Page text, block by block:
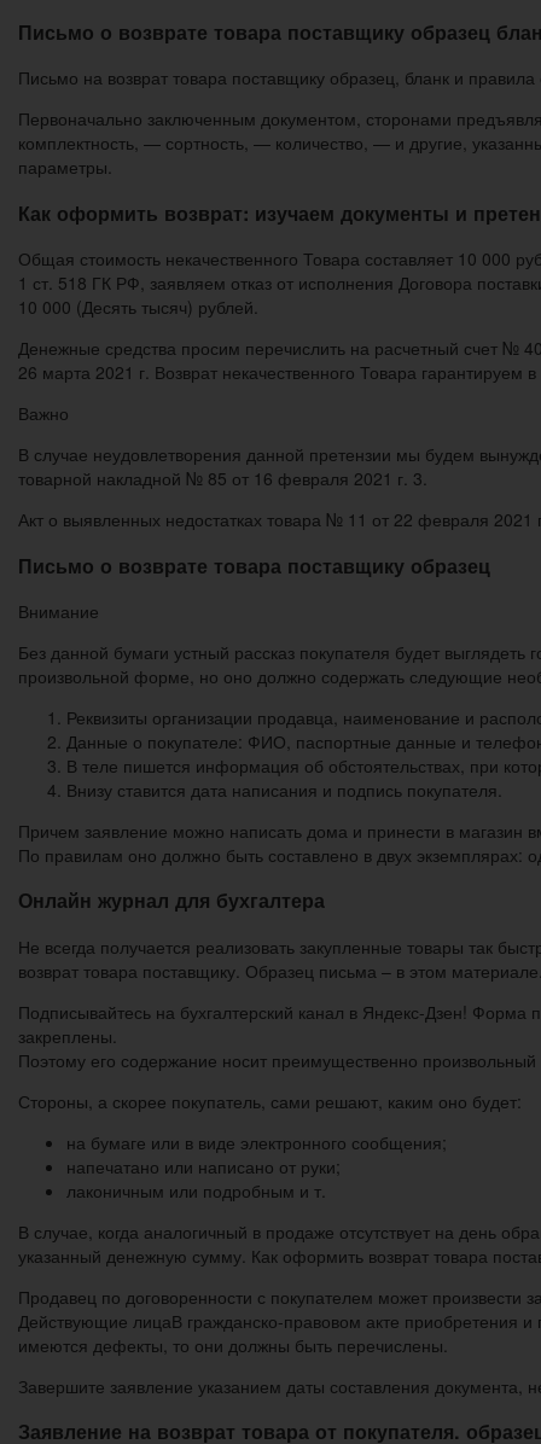
Письмо о возврате товара поставщику образец
Письмо на возврат товара поставщику образец, бланк и
Первоначально заключенным документом, сторонами
комплектность, — сортность, — количество, — и другие,
параметры.
Как оформить возврат: изучаем документы и
Общая стоимость некачественного Товара составляет 10 000
1 ст. 518 ГК РФ, заявляем отказ от исполнения Договора
10 000 (Десять тысяч) рублей.
Денежные средства просим перечислить на расчетный счет №
26 марта 2021 г. Возврат некачественного Товара
Важно
В случае неудовлетворения данной претензии мы будем
товарной накладной № 85 от 16 февраля 2021 г. 3.
Акт о выявленных недостатках товара № 11 от 22 февраля 2021
Письмо о возврате товара поставщику образец
Внимание
Без данной бумаги устный рассказ покупателя будет
произвольной форме, но оно должно содержать следующие
Реквизиты организации продавца, наименование и
Данные о покупателе: ФИО, паспортные данные и
В теле пишется информация об обстоятельствах, при
Внизу ставится дата написания и подпись покупателя.
Причем заявление можно написать дома и принести в магазин
По правилам оно должно быть составлено в двух экземплярах:
Онлайн журнал для бухгалтера
Не всегда получается реализовать закупленные товары так
возврат товара поставщику. Образец письма – в этом
Подписывайтесь на бухгалтерский канал в Яндекс-Дзен!
закреплены.
Поэтому его содержание носит преимущественно произвольный
Стороны, а скорее покупатель, сами решают, каким оно будет:
на бумаге или в виде электронного сообщения;
напечатано или написано от руки;
лаконичным или подробным и т.
В случае, когда аналогичный в продаже отсутствует на день
указанный денежную сумму. Как оформить возврат товара
Продавец по договоренности с покупателем может произвести
Действующие лицаВ гражданско-правовом акте приобретения
имеются дефекты, то они должны быть перечислены.
Завершите заявление указанием даты составления документа,
Заявление на возврат товара от покупателя.